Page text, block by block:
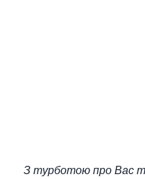
З турботою про Вас